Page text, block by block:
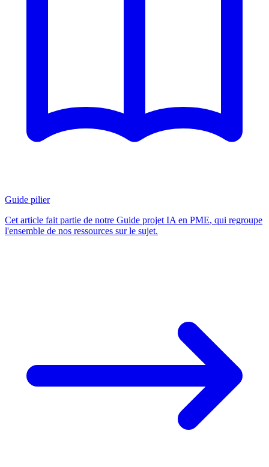
Guide pilier
Cet article fait partie de notre Guide projet IA en PME, qui regroupe
l'ensemble de nos ressources sur le sujet.